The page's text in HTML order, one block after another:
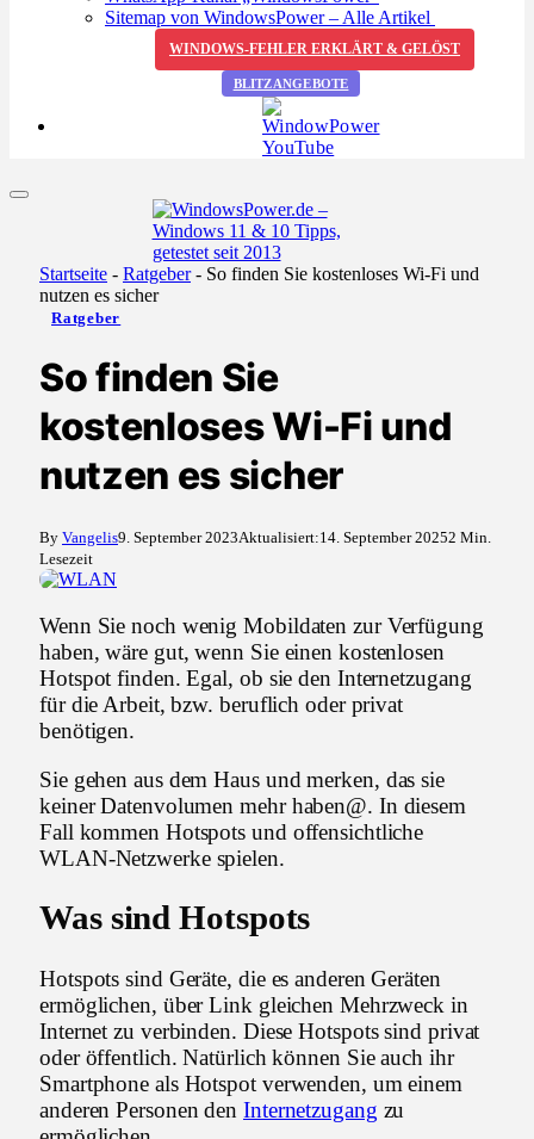
Sitemap von WindowsPower – Alle Artikel
WINDOWS-FEHLER ERKLÄRT & GELÖST
BLITZANGEBOTE
Startseite - Ratgeber- So finden Sie kostenloses Wi-Fi und
nutzen es sicher
Ratgeber
So finden Sie
kostenloses Wi-Fi und
nutzen es sicher
By Vangelis9. September 2023Aktualisiert:14. September 20252 Min.
Lesezeit
Wenn Sie noch wenig Mobildaten zur Verfügung
haben, wäre gut, wenn Sie einen kostenlosen
Hotspot finden. Egal, ob sie den Internetzugang
für die Arbeit, bzw. beruflich oder privat
benötigen.
Sie gehen aus dem Haus und merken, das sie
keiner Datenvolumen mehr haben@. In diesem
Fall kommen Hotspots und offensichtliche
WLAN-Netzwerke spielen.
Was sind Hotspots
Hotspots sind Geräte, die es anderen Geräten
ermöglichen, über Link gleichen Mehrzweck in
Internet zu verbinden. Diese Hotspots sind privat
oder öffentlich. Natürlich können Sie auch ihr
Smartphone als Hotspot verwenden, um einem
anderen Personen denInternetzugang zu